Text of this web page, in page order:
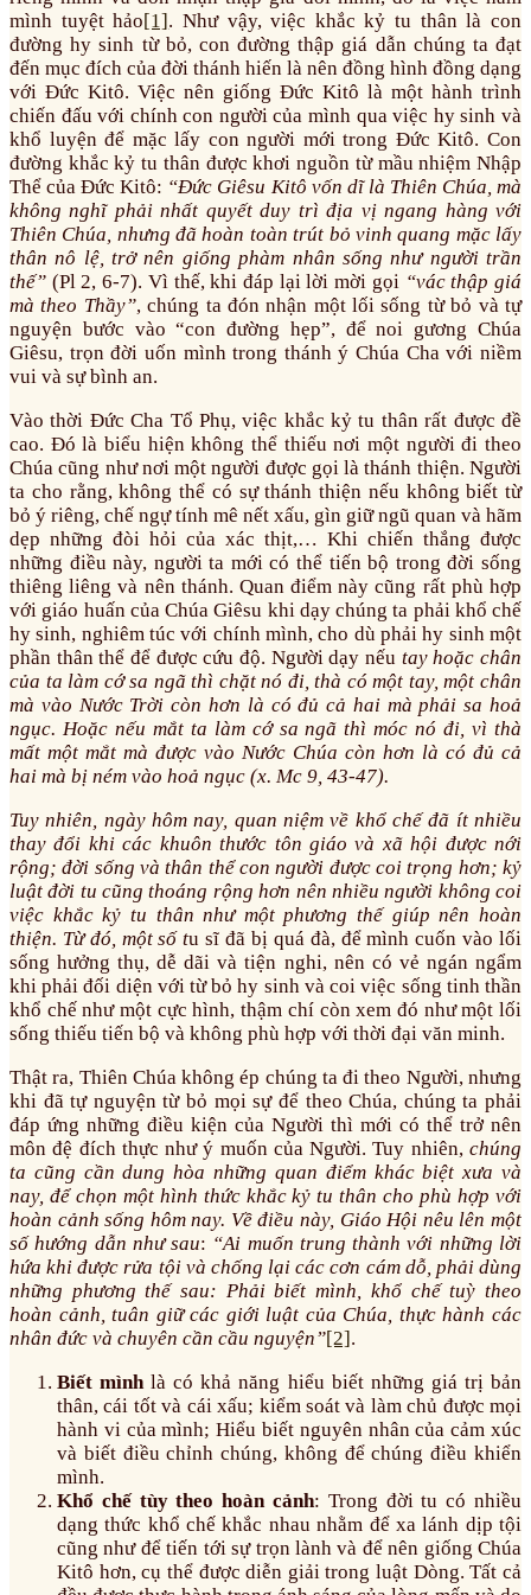
mình tuyệt hảo[1]. Như vậy, việc khắc kỷ tu thân là con
đường hy sinh từ bỏ, con đường thập giá dẫn chúng ta đạt
đến mục đích của đời thánh hiến là nên đồng hình đồng dạng
với Đức Kitô. Việc nên giống Đức Kitô là một hành trình
chiến đấu với chính con người của mình qua việc hy sinh và
khổ luyện để mặc lấy con người mới trong Đức Kitô. Con
đường khắc kỷ tu thân được khơi nguồn từ mầu nhiệm Nhập
Thể của Đức Kitô: “Đức Giêsu Kitô vốn dĩ là Thiên Chúa, mà
không nghĩ phải nhất quyết duy trì địa vị ngang hàng với
Thiên Chúa, nhưng đã hoàn toàn trút bỏ vinh quang mặc lấy
thân nô lệ, trở nên giống phàm nhân sống như người trần
thế” (Pl 2, 6-7). Vì thế, khi đáp lại lời mời gọi “vác thập giá
mà theo Thầy”, chúng ta đón nhận một lối sống từ bỏ và tự
nguyện bước vào “con đường hẹp”, để noi gương Chúa
Giêsu, trọn đời uốn mình trong thánh ý Chúa Cha với niềm
vui và sự bình an.
Vào thời Đức Cha Tổ Phụ, việc khắc kỷ tu thân rất được đề
cao. Đó là biểu hiện không thể thiếu nơi một người đi theo
Chúa cũng như nơi một người được gọi là thánh thiện. Người
ta cho rằng, không thể có sự thánh thiện nếu không biết từ
bỏ ý riêng, chế ngự tính mê nết xấu, gìn giữ ngũ quan và hãm
dẹp những đòi hỏi của xác thịt,… Khi chiến thắng được
những điều này, người ta mới có thể tiến bộ trong đời sống
thiêng liêng và nên thánh. Quan điểm này cũng rất phù hợp
với giáo huấn của Chúa Giêsu khi dạy chúng ta phải khổ chế
hy sinh, nghiêm túc với chính mình, cho dù phải hy sinh một
phần thân thể để được cứu độ. Người dạy nếu tay hoặc chân
của ta làm cớ sa ngã thì chặt nó đi, thà có một tay, một chân
mà vào Nước Trời còn hơn là có đủ cả hai mà phải sa hoả
ngục. Hoặc nếu mắt ta làm cớ sa ngã thì móc nó đi, vì thà
mất một mắt mà được vào Nước Chúa còn hơn là có đủ cả
hai mà bị ném vào hoả ngục (x. Mc 9, 43-47).
Tuy nhiên, ngày hôm nay, quan niệm về khổ chế đã ít nhiều
thay đổi khi các khuôn thước tôn giáo và xã hội được nới
rộng; đời sống và thân thể con người được coi trọng hơn; kỷ
luật đời tu cũng thoáng rộng hơn nên nhiều người không coi
việc khắc kỷ tu thân như một phương thế giúp nên hoàn
thiện. Từ đó, một số tu sĩ đã bị quá đà, để mình cuốn vào lối
sống hưởng thụ, dễ dãi và tiện nghi, nên có vẻ ngán ngẩm
khi phải đối diện với từ bỏ hy sinh và coi việc sống tinh thần
khổ chế như một cực hình, thậm chí còn xem đó như một lối
sống thiếu tiến bộ và không phù hợp với thời đại văn minh.
Thật ra, Thiên Chúa không ép chúng ta đi theo Người, nhưng
khi đã tự nguyện từ bỏ mọi sự để theo Chúa, chúng ta phải
đáp ứng những điều kiện của Người thì mới có thể trở nên
môn đệ đích thực như ý muốn của Người. Tuy nhiên, chúng
ta cũng cần dung hòa những quan điểm khác biệt xưa và
nay, để chọn một hình thức khắc kỷ tu thân cho phù hợp với
hoàn cảnh sống hôm nay. Về điều này, Giáo Hội nêu lên một
số hướng dẫn như sau: “Ai muốn trung thành với những lời
hứa khi được rửa tội và chống lại các cơn cám dỗ, phải dùng
những phương thế sau: Phải biết mình, khổ chế tuỳ theo
hoàn cảnh, tuân giữ các giới luật của Chúa, thực hành các
nhân đức và chuyên cần cầu nguyện”[2].
Biết mình là có khả năng hiểu biết những giá trị bản
thân, cái tốt và cái xấu; kiểm soát và làm chủ được mọi
hành vi của mình; Hiểu biết nguyên nhân của cảm xúc
và biết điều chỉnh chúng, không để chúng điều khiển
mình.
Khổ chế tùy theo hoàn cảnh: Trong đời tu có nhiều
dạng thức khổ chế khắc nhau nhằm để xa lánh dịp tội
cũng như để tiến tới sự trọn lành và để nên giống Chúa
Kitô hơn, cụ thể được diễn giải trong luật Dòng. Tất cả